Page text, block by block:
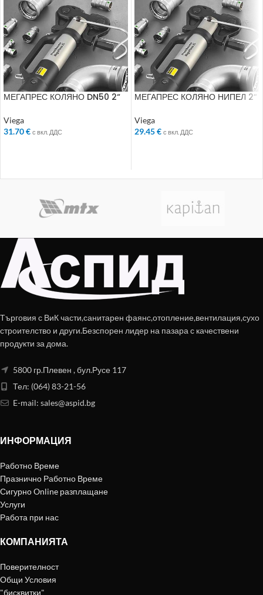
МЕГАПРЕС КОЛЯНО DN50 2“
Viega
31.70€ с вкл. ДДС
МЕГАПРЕС КОЛЯНО НИПЕЛ 2“
Viega
29.45€ с вкл. ДДС
Търговия с ВиК части,санитарен фаянс,отопление,вентилация,сухо
строителство и други.Безспорен лидер на пазара с качествени
продукти за дома.
5800 гр.Плевен , бул.Русе 117
Тел: (064) 83-21-56
E-mail: sales@aspid.bg
ИНФОРМАЦИЯ
Работно Време
Празнично Работно Време
Сигурно Online разплащане
Услуги
Работа при нас
КОМПАНИЯТА
Поверителност
Общи Условия
"бисквитки"